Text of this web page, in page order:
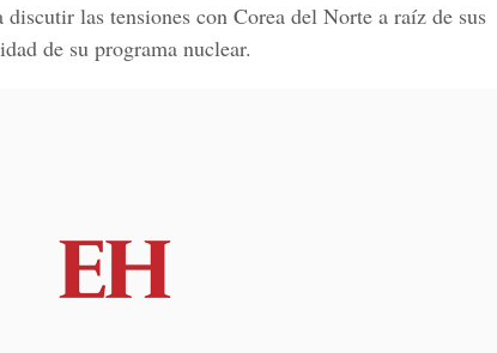
discutir las tensiones con Corea del Norte a raíz de sus
de su programa nuclear.